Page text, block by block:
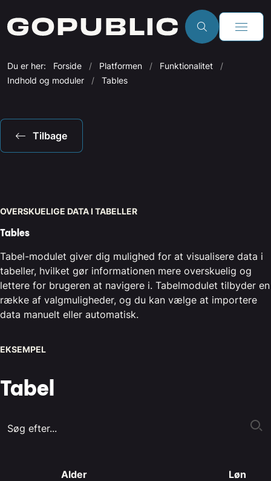
Du er her: Forside Platformen
Funktionalitet
Indhold og moduler
Tables
Tilbage
OVERSKUELIGE DATA I TABELLER
Tables
Tabel-modulet giver dig mulighed for at visualisere data i
tabeller, hvilket gør informationen mere overskuelig og
lettere for brugeren at navigere i. Tabelmodulet tilbyder en
række af valgmuligheder, og du kan vælge at importere
data manuelt eller automatisk.
EKSEMPEL
Tabel
Alder
Løn